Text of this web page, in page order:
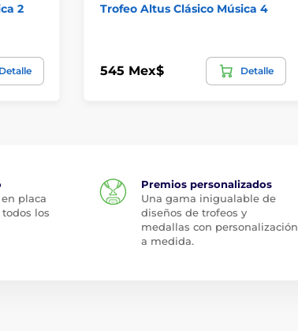
2
Detalle
Trofeo Altus Clásico Música 4
545 Mex$ Detalle
placa
los
Premios personalizados
Una gama inigualable de
diseños de trofeos y
medallas con personalización
a medida.